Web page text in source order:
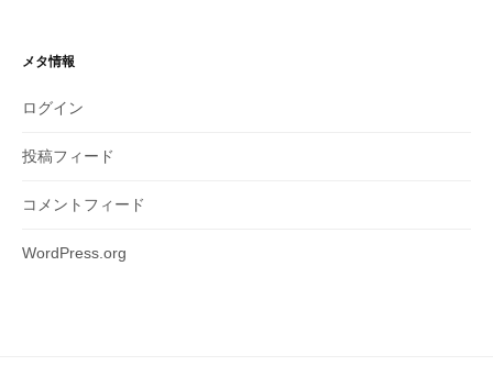
メタ情報
ログイン
投稿フィード
コメントフィード
WordPress.org